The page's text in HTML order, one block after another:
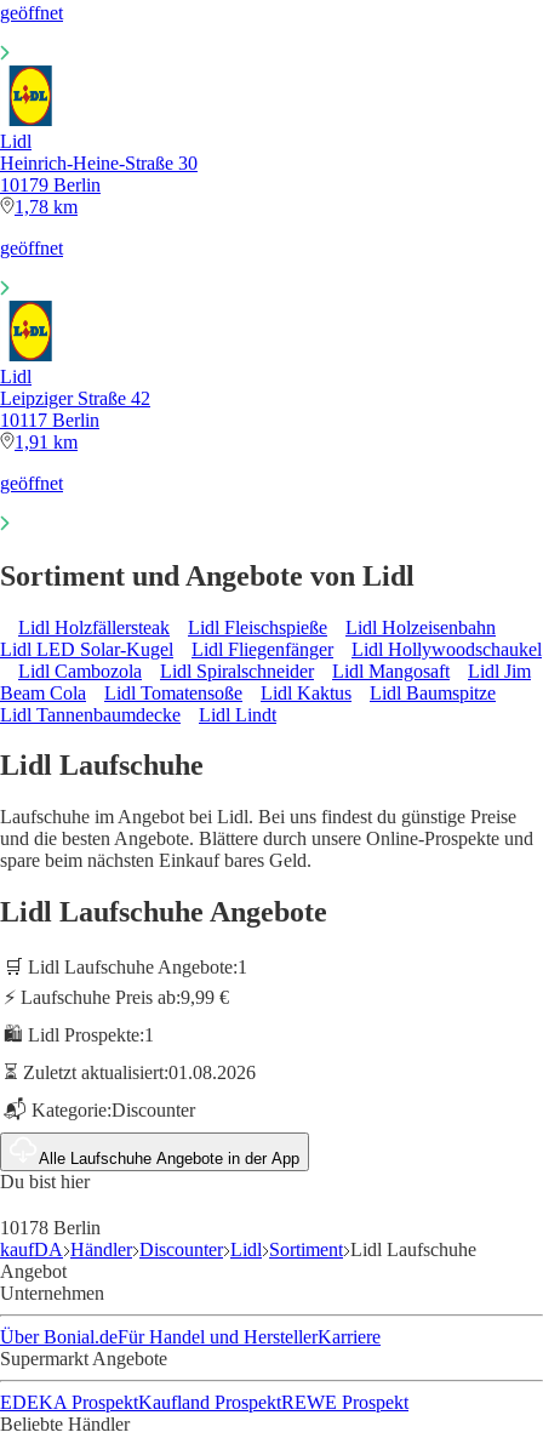
geöffnet
Lidl
Heinrich-Heine-Straße 30
10179 Berlin
1,78 km
geöffnet
Lidl
Leipziger Straße 42
10117 Berlin
1,91 km
geöffnet
Sortiment und Angebote von Lidl
Lidl Holzfällersteak Lidl Fleischspieße
Lidl Holzeisenbahn
Lidl LED Solar-Kugel
Lidl Fliegenfänger
Lidl Hollywoodschaukel
Lidl Cambozola
Lidl Spiralschneider Lidl Mangosaft
Lidl Jim
Beam Cola
Lidl Tomatensoße Lidl Kaktus
Lidl Baumspitze
Lidl Tannenbaumdecke
Lidl Lindt
Lidl Laufschuhe
Laufschuhe im Angebot bei Lidl. Bei uns findest du günstige Preise
und die besten Angebote. Blättere durch unsere Online-Prospekte und
spare beim nächsten Einkauf bares Geld.
Lidl Laufschuhe Angebote
🛒 Lidl Laufschuhe Angebote:1
⚡ Laufschuhe Preis ab:9,99 €
🛍️ Lidl Prospekte:1
⏳ Zuletzt aktualisiert:01.08.2026
📬 Kategorie:Discounter
Alle Laufschuhe Angebote in der App
Du bist hier
10178 Berlin
kaufDA Händler Discounter Lidl Sortiment Lidl Laufschuhe
Angebot
Unternehmen
Über Bonial.deFür Handel und HerstellerKarriere
Supermarkt Angebote
EDEKA ProspektKaufland ProspektREWE Prospekt
Beliebte Händler